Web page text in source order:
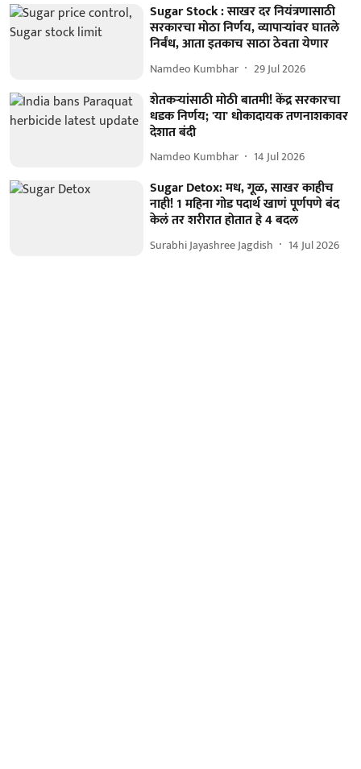
Sugar Stock : साखर दर नियंत्रणासाठी
सरकारचा मोठा निर्णय, व्यापार्‍यांवर घातले
निर्बंध, आता इतकाच साठा ठेवता येणार
Namdeo Kumbhar 29 Jul 2026
शेतकऱ्यांसाठी मोठी बातमी! केंद्र सरकारचा
धडक निर्णय; 'या' धोकादायक तणनाशकावर
देशात बंदी
Namdeo Kumbhar 14 Jul 2026
Sugar Detox: मध, गूळ, साखर काहीच
नाही! 1 महिना गोड पदार्थ खाणं पूर्णपणे बंद
केलं तर शरीरात होतात हे 4 बदल
Surabhi Jayashree Jagdish 14 Jul 2026